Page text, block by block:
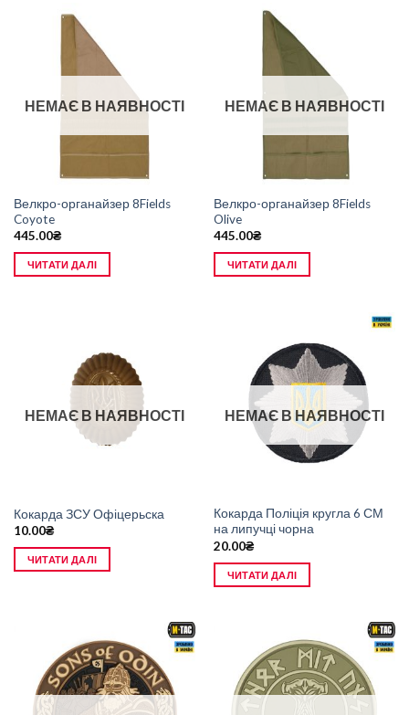
НЕМАЄ В НАЯВНОСТІ
Велкро-органайзер 8Fields
Coyote
445.00₴
ЧИТАТИ ДАЛІ
НЕМАЄ В НАЯВНОСТІ
Велкро-органайзер 8Fields
Olive
445.00₴
ЧИТАТИ ДАЛІ
НЕМАЄ В НАЯВНОСТІ
Кокарда ЗСУ Офіцерьска
10.00₴
ЧИТАТИ ДАЛІ
НЕМАЄ В НАЯВНОСТІ
Кокарда Поліція кругла 6 СМ
на липучці чорна
20.00₴
ЧИТАТИ ДАЛІ